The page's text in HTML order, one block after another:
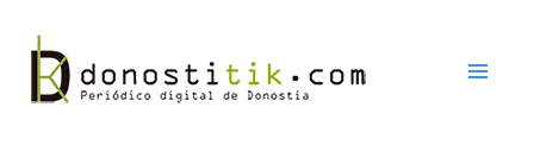
contenido